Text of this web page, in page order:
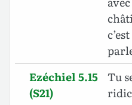
Ezéchiel 5.15
(S21)
Tu